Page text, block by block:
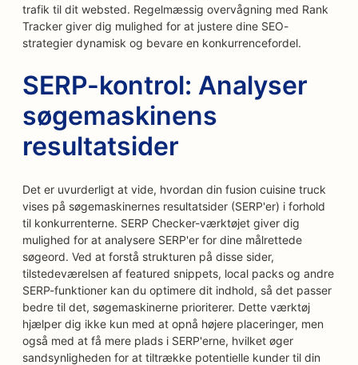
trafik til dit websted. Regelmæssig overvågning med Rank
Tracker giver dig mulighed for at justere dine SEO-
strategier dynamisk og bevare en konkurrencefordel.
SERP-kontrol: Analyser
søgemaskinens
resultatsider
Det er uvurderligt at vide, hvordan din fusion cuisine truck
vises på søgemaskinernes resultatsider (SERP'er) i forhold
til konkurrenterne. SERP Checker-værktøjet giver dig
mulighed for at analysere SERP'er for dine målrettede
søgeord. Ved at forstå strukturen på disse sider,
tilstedeværelsen af featured snippets, local packs og andre
SERP-funktioner kan du optimere dit indhold, så det passer
bedre til det, søgemaskinerne prioriterer. Dette værktøj
hjælper dig ikke kun med at opnå højere placeringer, men
også med at få mere plads i SERP'erne, hvilket øger
sandsynligheden for at tiltrække potentielle kunder til din